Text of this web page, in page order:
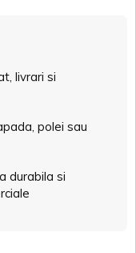
livrari si
polei sau
durabila si